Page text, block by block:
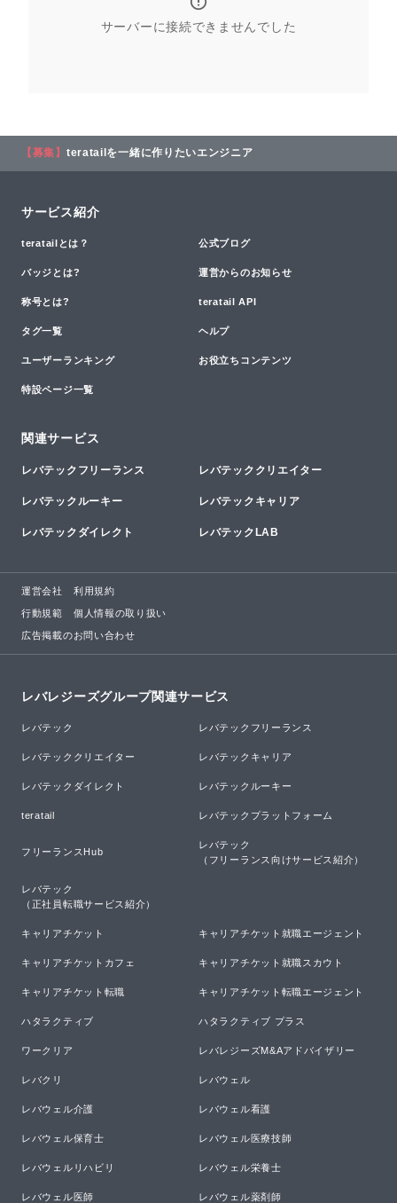
サーバーに接続できませんでした
【募集】 teratailを一緒に作りたいエンジニア
サービス紹介
teratailとは？ 公式ブログ
バッジとは? 運営からのお知らせ
称号とは? teratail API
タグ一覧 ヘルプ
ユーザーランキング お役立ちコンテンツ
特設ページ一覧
関連サービス
レバテックフリーランス レバテッククリエイター
レバテックルーキー レバテックキャリア
レバテックダイレクト レバテックLAB
運営会社 利用規約
行動規範 個人情報の取り扱い
広告掲載のお問い合わせ
レバレジーズグループ関連サービス
レバテック レバテックフリーランス
レバテッククリエイター レバテックキャリア
レバテックダイレクト レバテックルーキー
teratail レバテックプラットフォーム
フリーランスHub
レバテック
（フリーランス向けサービス紹介）
レバテック
（正社員転職サービス紹介）
キャリアチケット キャリアチケット就職エージェント
キャリアチケットカフェ キャリアチケット就職スカウト
キャリアチケット転職 キャリアチケット転職エージェント
ハタラクティブ ハタラクティブ プラス
ワークリア レバレジーズM&Aアドバイザリー
レバクリ レバウェル
レバウェル介護 レバウェル看護
レバウェル保育士 レバウェル医療技師
レバウェルリハビリ レバウェル栄養士
レバウェル医師 レバウェル薬剤師